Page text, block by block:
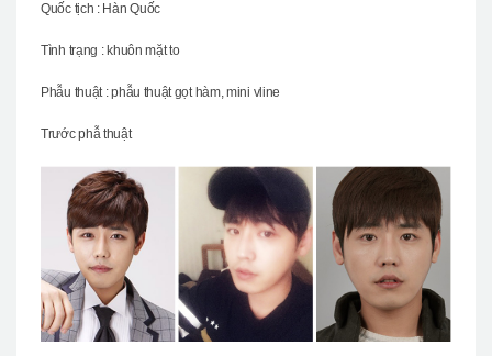
Quốc tịch : Hàn Quốc
Tình trạng : khuôn mặt to
Phẫu thuật : phẫu thuật gọt hàm, mini vline
Trước phẫ thuật